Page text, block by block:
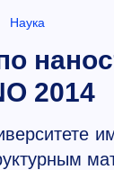
Наука
2014